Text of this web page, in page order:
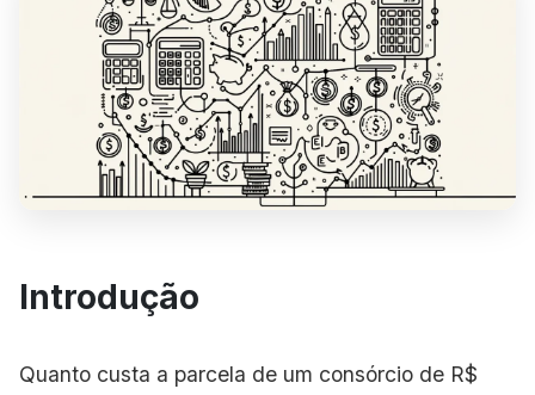
Introdução
Quanto custa a parcela de um consórcio de R$